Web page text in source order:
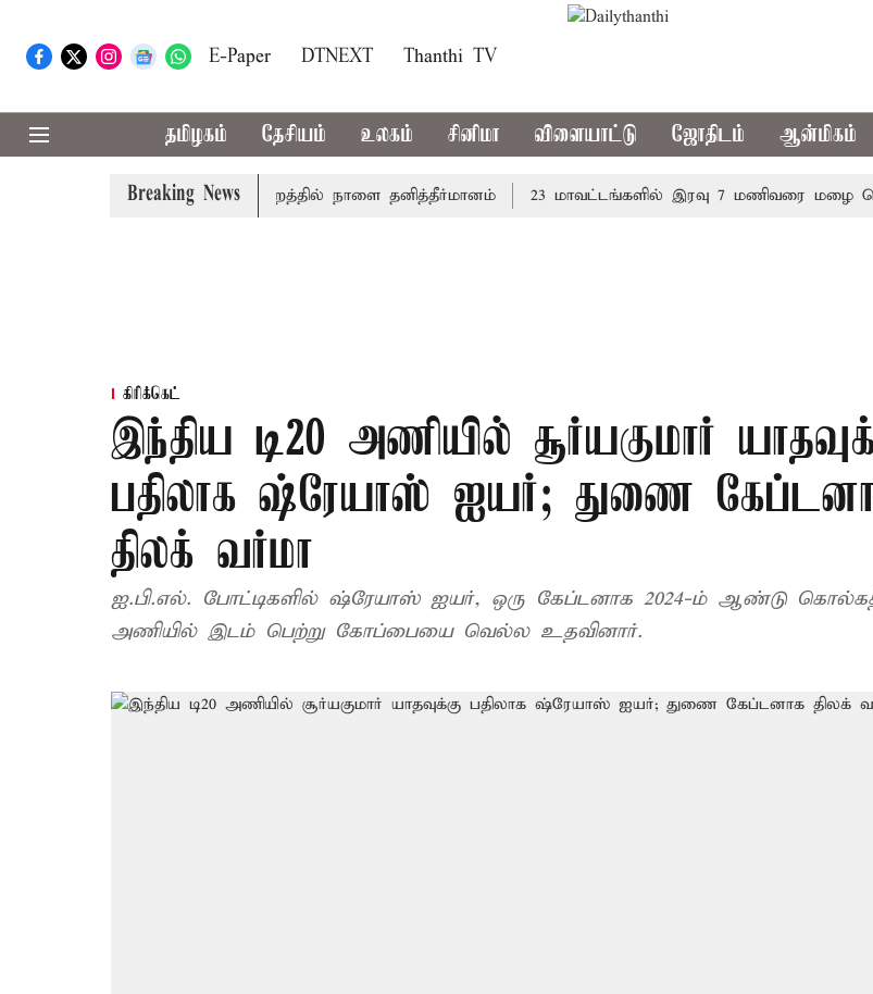
E-Paper DTNEXT Thanthi TV
தமிழகம் தேசியம் உலகம் சினிமா விளையாட்டு ஜோதிடம் ஆன்மிகம்
Breaking News
தமிழ்த்தாய் வாழ்த்து: சட்டமன்றத்தில் நாளை தனித்தீர்மானம் 23 மாவட்டங்களில் இரவு 7 மணிவரை மழை பெய்ய
கிரிக்கெட்
இந்திய டி20 அணியில் சூர்யகுமார்
பதிலாக ஷ்ரேயாஸ் ஐயர்; துணை
திலக் வர்மா
ஐ.பி.எல். போட்டிகளில் ஷ்ரேயாஸ் ஐயர், ஒரு கேப்டனாக 2024-ம் ஆண்டு
அணியில் இடம் பெற்று கோப்பையை வெல்ல உதவினார்.